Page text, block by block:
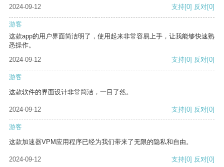
2024-09-12 支持[0] 反对[0]
游客
这款app的用户界面简洁明了，使用起来非常容易上手，让我能够快速熟
悉操作。
2024-09-12
支持[0] 反对[0]
游客
这款软件的界面设计非常简洁，一目了然。
2024-09-12 支持[0] 反对[0]
游客
这款加速器VPM应用程序已经为我们带来了无限的隐私和自由。
2024-09-12 支持[0] 反对[0]